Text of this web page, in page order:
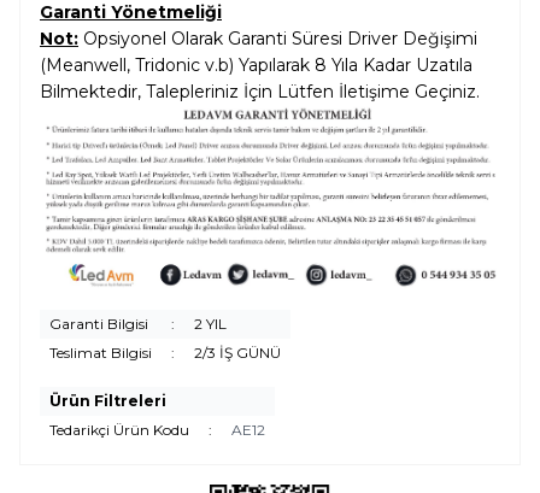
Garanti Yönetmeliği
Not: Opsiyonel Olarak Garanti Süresi Driver Değişimi
(Meanwell, Tridonic v.b) Yapılarak 8 Yıla Kadar Uzatıla
Bilmektedir, Talepleriniz İçin Lütfen İletişime Geçiniz.
Garanti Bilgisi :
2 YIL
Teslimat Bilgisi
: 2/3 İŞ GÜNÜ
Ürün Filtreleri
Tedarikçi Ürün Kodu
: AE12